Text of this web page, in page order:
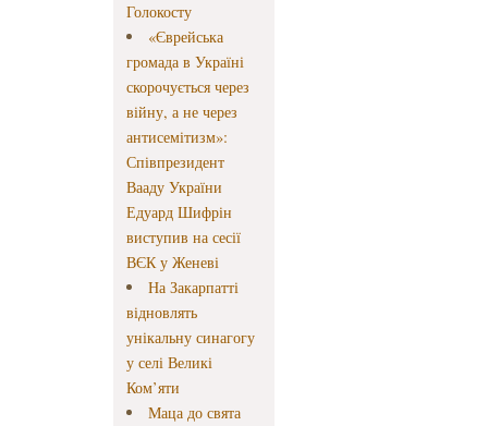
Голокосту
«Єврейська
громада в Україні
скорочується через
війну, а не через
антисемітизм»:
Співпрезидент
Вааду України
Едуард Шифрін
виступив на сесії
ВЄК у Женеві
На Закарпатті
відновлять
унікальну синагогу
у селі Великі
Ком’яти
Маца до свята